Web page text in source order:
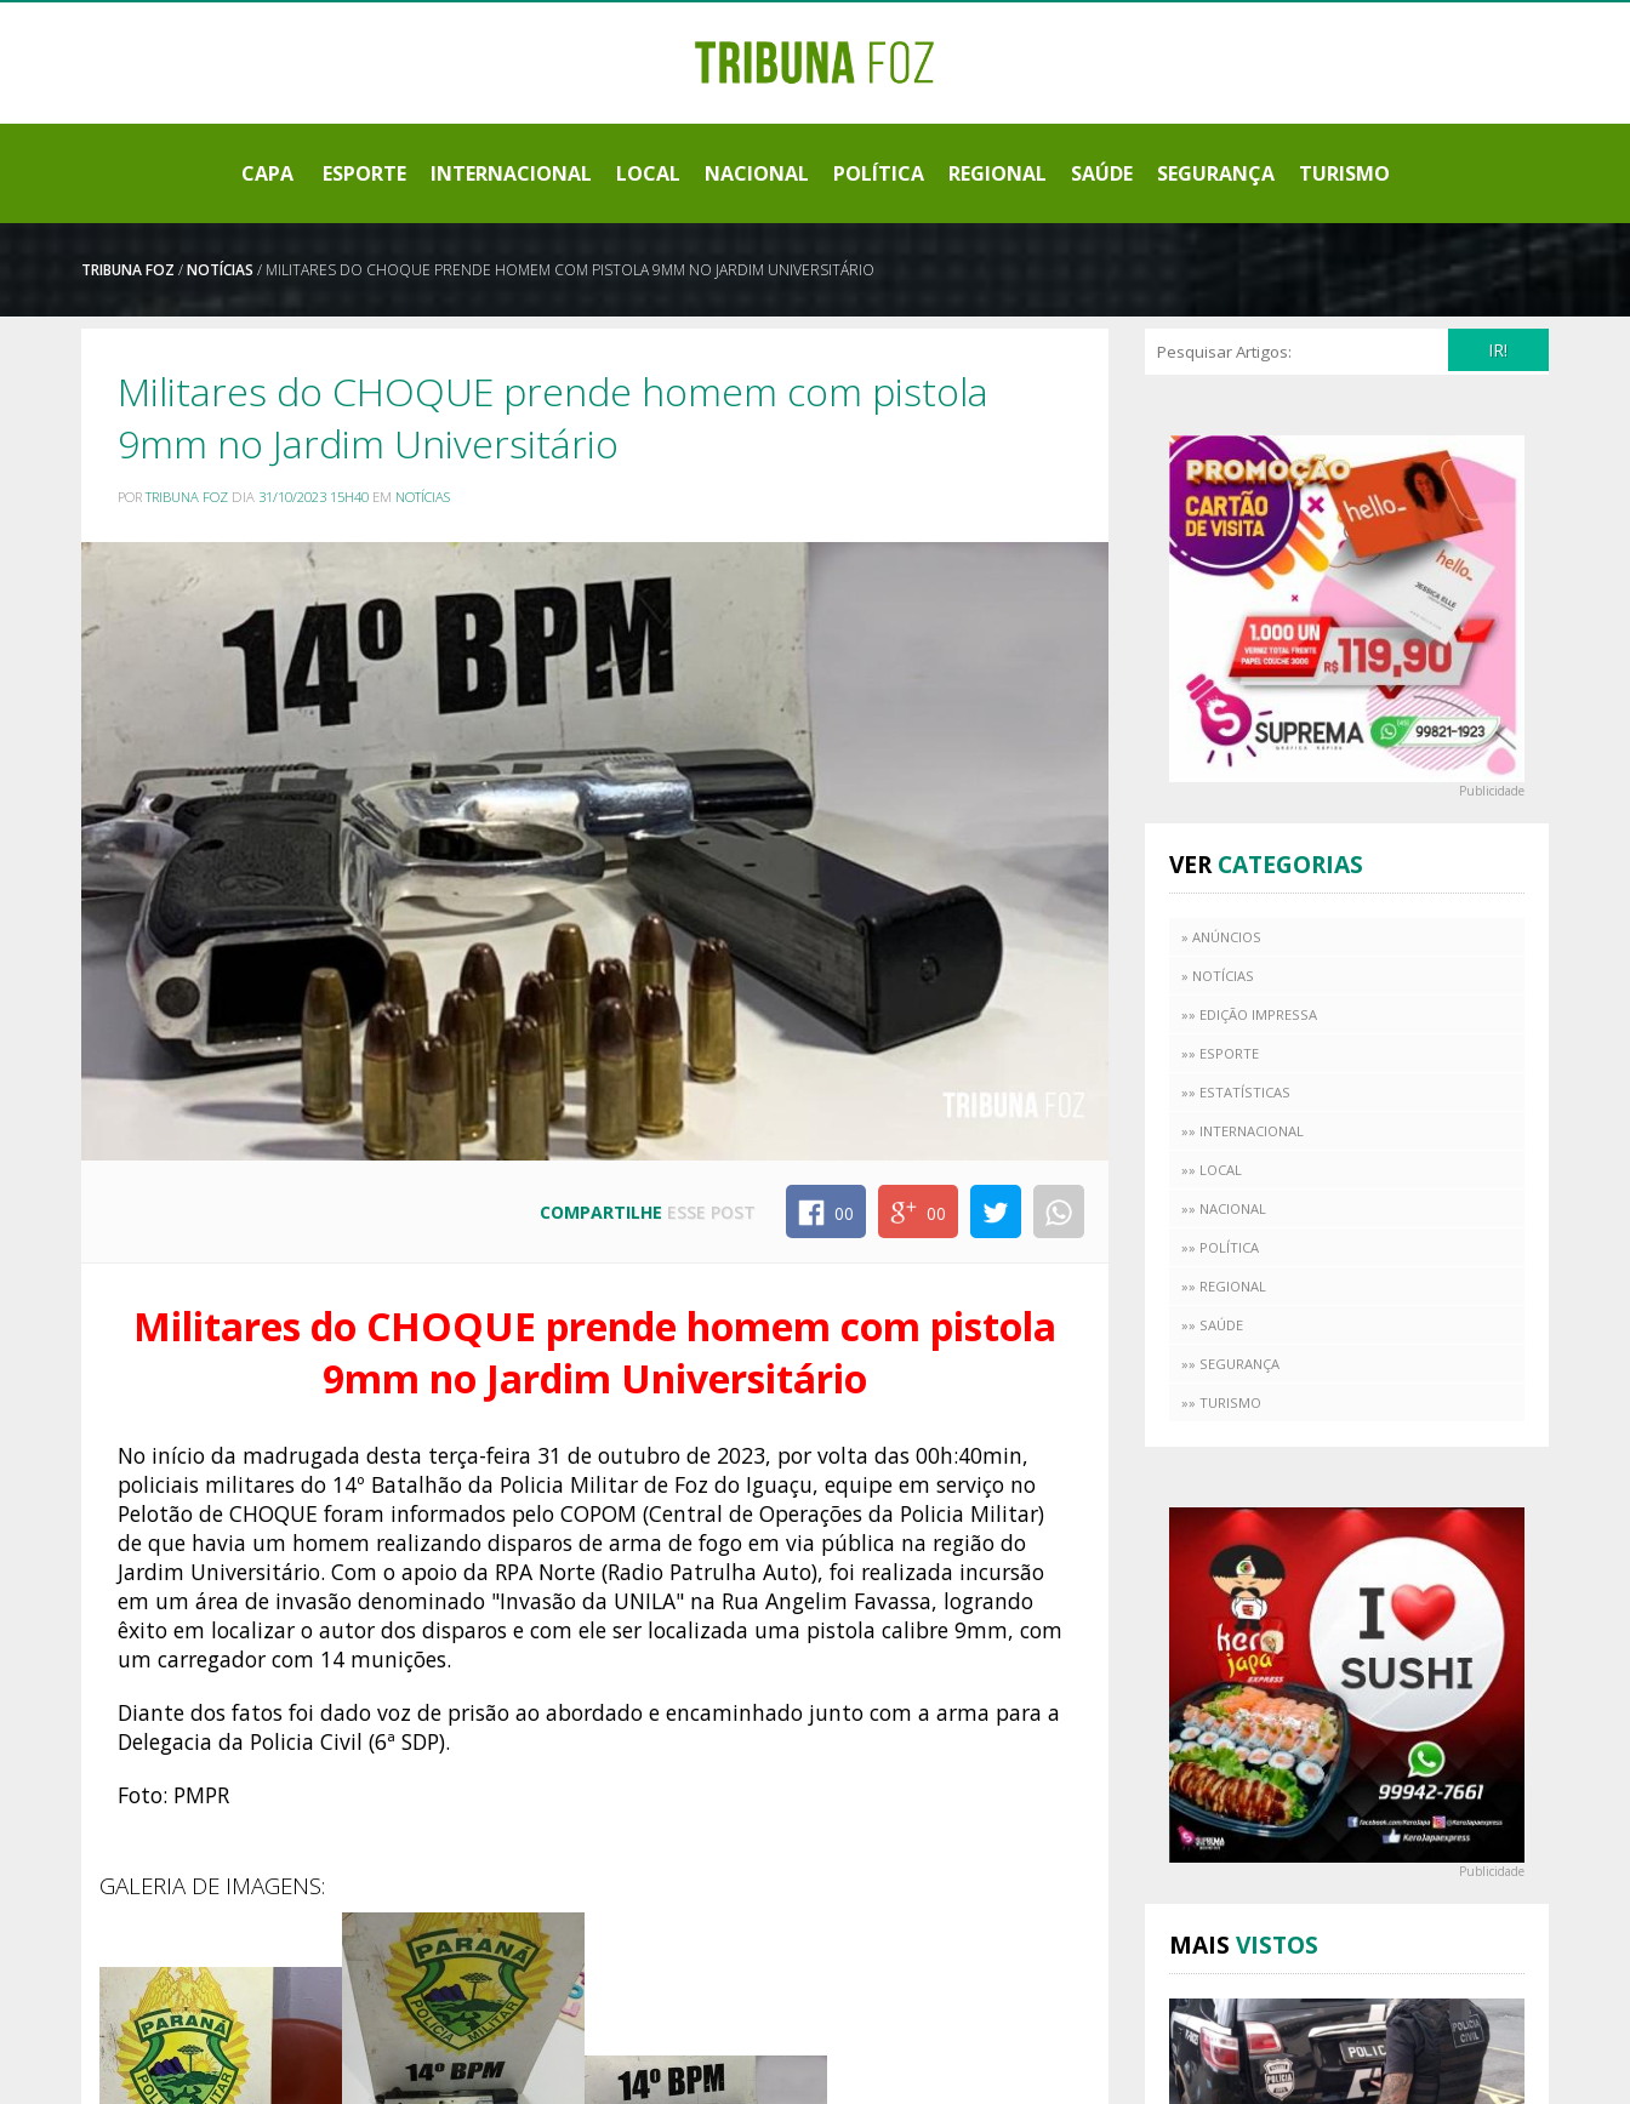
CAPA ESPORTE INTERNACIONAL LOCAL NACIONAL POLÍTICA REGIONAL SAÚDE SEGURANÇA TURISMO
TRIBUNA FOZ /NOTÍCIAS / MILITARES DO CHOQUE PRENDE HOMEM COM PISTOLA 9MM NO JARDIM UNIVERSITÁRIO
Militares do CHOQUE prende homem com pistola
9mm no Jardim Universitário
PORTRIBUNA FOZ DIA 31/10/2023 15H40 EM NOTÍCIAS
COMPARTILHE ESSE POST 00 00
Militares do CHOQUE prende homem com pistola
9mm no Jardim Universitário
No início da madrugada desta terça-feira 31 de outubro de 2023, por volta das 00h:40min,
policiais militares do 14º Batalhão da Policia Militar de Foz do Iguaçu, equipe em serviço no
Pelotão de CHOQUE foram informados pelo COPOM (Central de Operações da Policia Militar)
de que havia um homem realizando disparos de arma de fogo em via pública na região do
Jardim Universitário. Com o apoio da RPA Norte (Radio Patrulha Auto), foi realizada incursão
em um área de invasão denominado "Invasão da UNILA" na Rua Angelim Favassa, logrando
êxito em localizar o autor dos disparos e com ele ser localizada uma pistola calibre 9mm, com
um carregador com 14 munições.
Diante dos fatos foi dado voz de prisão ao abordado e encaminhado junto com a arma para a
Delegacia da Policia Civil (6ª SDP).
Foto: PMPR
GALERIA DE IMAGENS:
IR!
Publicidade
VERCATEGORIAS
» ANÚNCIOS
» NOTÍCIAS
»» EDIÇÃO IMPRESSA
»» ESPORTE
»» ESTATÍSTICAS
»» INTERNACIONAL
»» LOCAL
»» NACIONAL
»» POLÍTICA
»» REGIONAL
»» SAÚDE
»» SEGURANÇA
»» TURISMO
Publicidade
MAIS VISTOS